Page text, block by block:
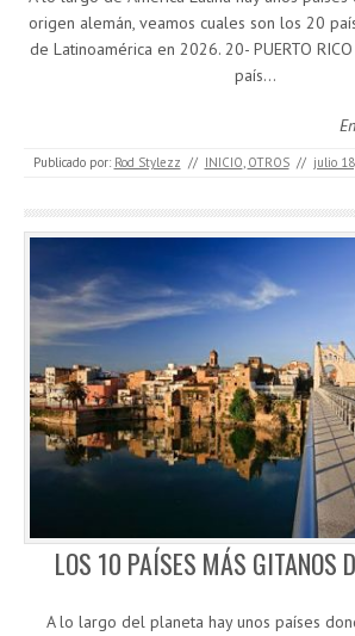
origen alemán, veamos cuales son los 20
de Latinoamérica en 2026. 20- PUERTO
país…
Publicado por: Rod Stylezz // INICIO, OTROS // julio
LOS 10 PAÍSES MÁS GITANOS
A lo largo del planeta hay unos países